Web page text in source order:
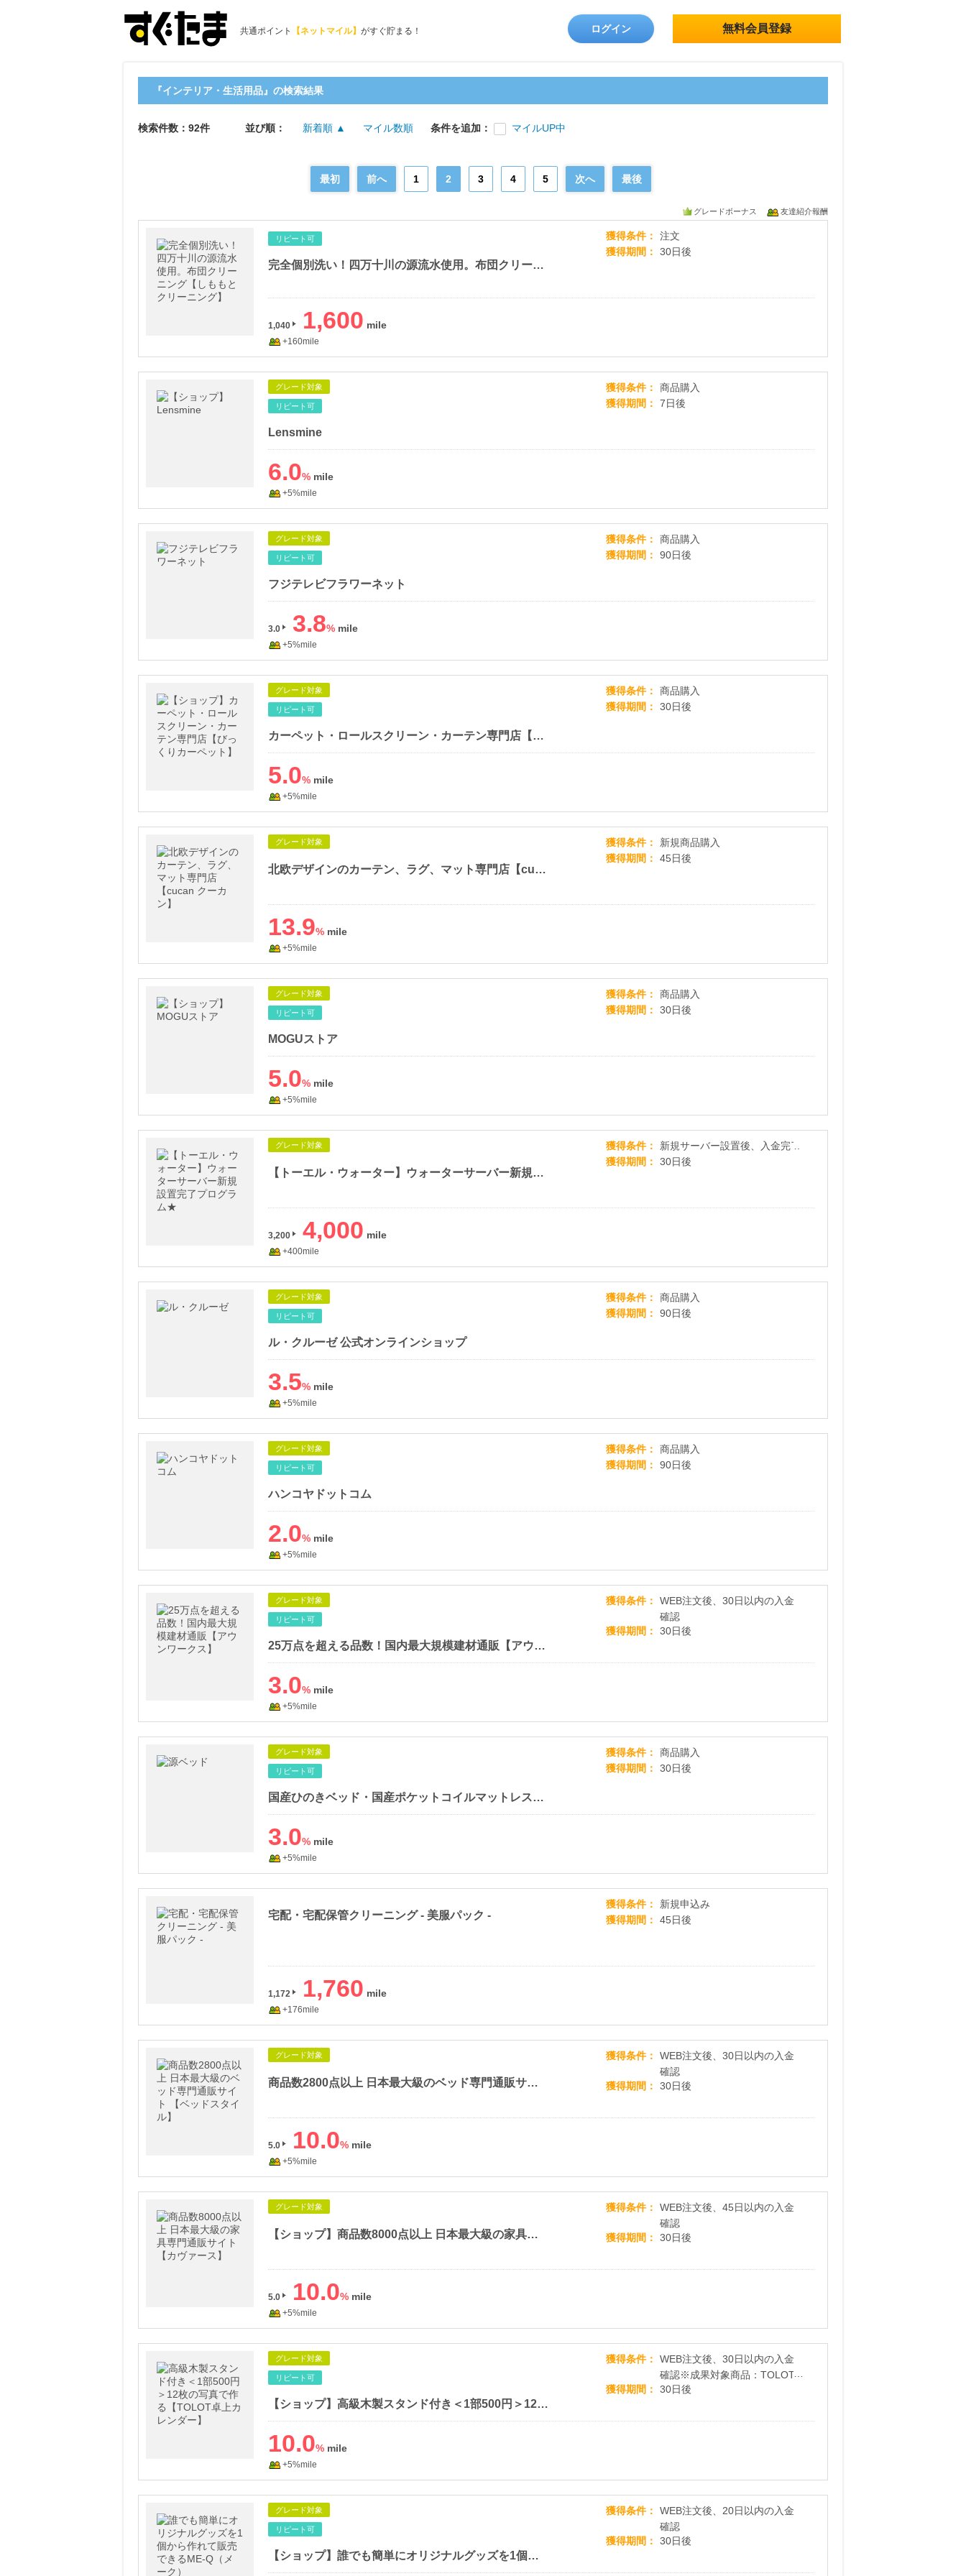
共通ポイント 【ネットマイル】 がすぐ貯まる！ ログイン 無料会員登録
『インテリア・生活用品』の検索結果
検索件数：92件 並び順： 新着順 ▲ マイル数順 条件を追加： マイルUP中
最初 前へ 1 2 3 4 5 次へ 最後
グレードボーナス 友達紹介報酬
リピート可
完全個別洗い！四万十川の源流水使用。布団クリーニング【しももとクリーニング】
獲得条件
注文
獲得期間
30日後
1,040 1,600
+160mile
グレード対象
リピート可
Lensmine
獲得条件
商品購入
獲得期間
7日後
6.0%
+5%mile
グレード対象
リピート可
フジテレビフラワーネット
獲得条件
商品購入
獲得期間
90日後
3.0 3.8%
+5%mile
グレード対象
リピート可
カーペット・ロールスクリーン・カーテン専門店【びっくりカーペット】
獲得条件
商品購入
獲得期間
30日後
5.0%
+5%mile
グレード対象
北欧デザインのカーテン、ラグ、マット専門店【cucan クーカン】
獲得条件
新規商品購入
獲得期間
45日後
13.9%
+5%mile
グレード対象
リピート可
MOGUストア
獲得条件
商品購入
獲得期間
30日後
5.0%
+5%mile
グレード対象
【トーエル・ウォーター】ウォーターサーバー新規設置
獲得条件
新規サーバー設置後、入金完了
獲得期間
30日後
3,200 4,000
+400mile
グレード対象
リピート可
ル・クルーゼ 公式オンラインショップ
獲得条件
商品購入
獲得期間
90日後
3.5%
+5%mile
グレード対象
リピート可
ハンコヤドットコム
獲得条件
商品購入
獲得期間
90日後
2.0%
+5%mile
グレード対象
リピート可
25万点を超える品数！国内最大規模建材通販【アウンワークス】
獲得条件
WEB注文後、30日以内の入金
確認
獲得期間
30日後
3.0%
+5%mile
グレード対象
リピート可
国産ひのきベッド・国産ポケットコイルマットレス【自社一貫製造（源ベッド）】
獲得条件
商品購入
獲得期間
30日後
3.0%
+5%mile
宅配・宅配保管クリーニング - 美服パック -
獲得条件
新規申込み
獲得期間
45日後
1,172 1,760
+176mile
グレード対象
商品数2800点以上 日本最大級のベッド専門通販サイト 【ベッドスタイル】
獲得条件
WEB注文後、30日以内の入金
確認
獲得期間
30日後
5.0 10.0%
+5%mile
グレード対象
【ショップ】商品数8000点以上 日本最大級の家具専門通販サイト【カヴァース】
獲得条件
WEB注文後、45日以内の入金
確認
獲得期間
30日後
5.0 10.0%
+5%mile
グレード対象
リピート可
【ショップ】高級木製スタンド付き＜1部500円＞12枚の写真で作る【TOLOT卓上カレンダー】
獲得条件
WEB注文後、30日以内の入金
確認※成果対象商品：TOLOT
卓上カレンダー、TOLOT壁掛
獲得期間 30日後
10.0%
+5%mile
グレード対象
リピート可
【ショップ】誰でも簡単にオリジナルグッズを1個から作れて販売できるME-Q（メーク）
獲得条件
WEB注文後、20日以内の入金
確認
獲得期間
30日後